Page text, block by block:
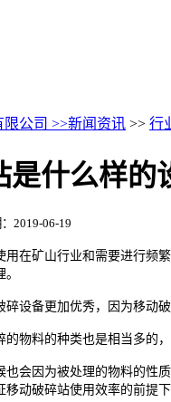
限公司 >>新闻资讯 >> 行
是什么样的
2019-06-19
用在矿山行业和需要进行频
碎设备更加优秀，因为移动
物料的种类也是相当多的
也会因为被处理的物料的性
移动破碎站使用效率的前提